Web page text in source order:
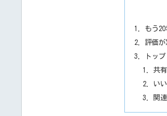
もう
評価
トッ
共
い
関連